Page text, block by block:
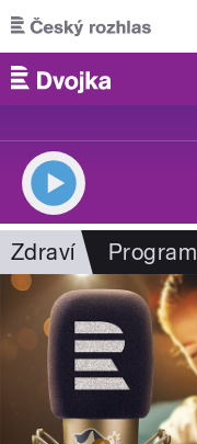
Přejít k hlavnímu obsahu
Zdraví Program